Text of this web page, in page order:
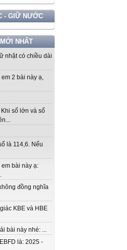
- GIỮ NƯỚC
NHẤT
nhật có chiều dài
2 bài này ạ,
số lớn và số
là 114,6. Nếu
bài này ạ:
đồng nghĩa
KBE và HBE
bài này nhé: ...
là: 2025 -